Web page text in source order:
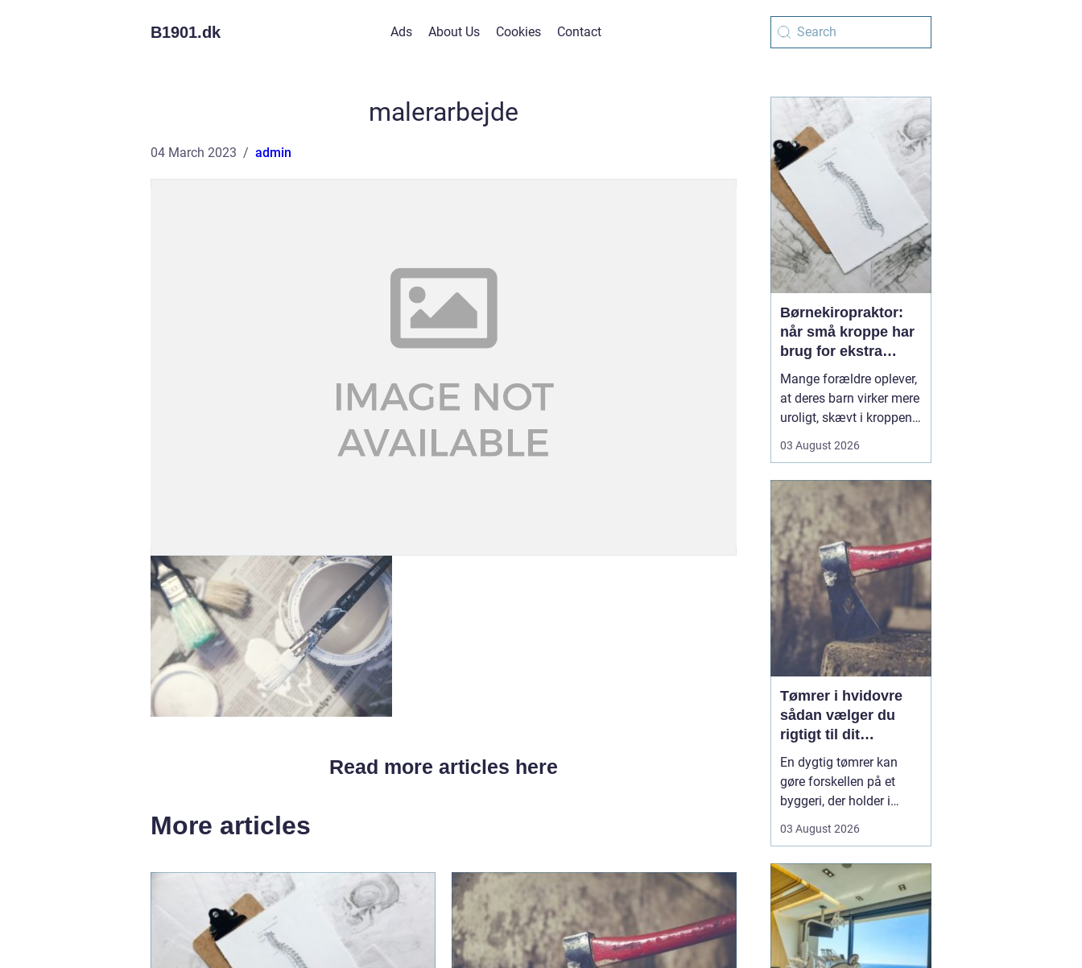
B1901.dk Ads About Us Cookies Contact
malerarbejde
04 March 2023 admin
Read more articles here
More articles
Børnekiropraktor:
når små kroppe har
brug for ekstra
opmærksomhed
Mange forældre oplever,
at deres barn virker mere
uroligt, skævt i kroppen
uden at der er en klar
børnekiropraktor være en
mulighed. En kiropraktor
med særlig erfaring i...
03 August 2026
Tømrer i hvidovre
sådan vælger du
rigtigt til dit
byggeprojekt
En dygtig tømrer kan
gøre forskellen på et
byggeri, der holder i
giver dig problemer igen
efter en tømrer i
Hvidovre, handler det
derfor ikke kun om pris.
Det handler om kvalitet,
tryghed og gode løsni...
03 August 2026